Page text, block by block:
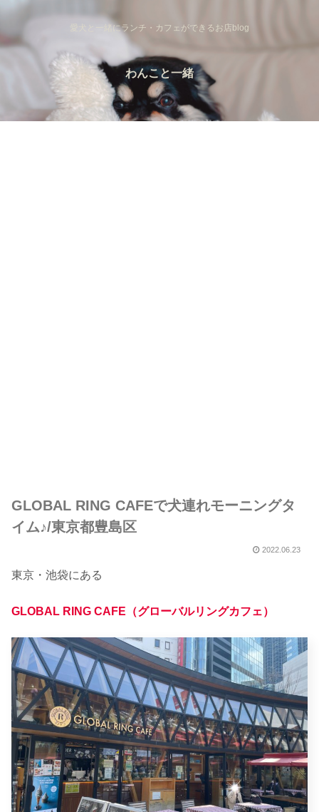
愛犬と一緒にランチ・カフェができるお店blog
わんこと一緒
GLOBAL RING CAFEで犬連れモーニングタ
イム♪/東京都豊島区
2022.06.23
東京・池袋にある
GLOBAL RING CAFE（グローバルリングカフェ）